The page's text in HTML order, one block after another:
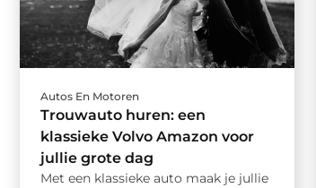
Autos En Motoren
Trouwauto huren: een
klassieke Volvo Amazon voor
jullie grote dag
Met een klassieke auto maak je jullie